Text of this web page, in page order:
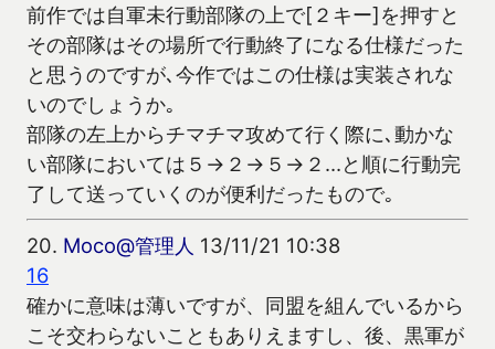
前作では自軍未行動部隊の上で[２キー]を押すと
その部隊はその場所で行動終了になる仕様だった
と思うのですが､今作ではこの仕様は実装されな
いのでしょうか｡
部隊の左上からチマチマ攻めて行く際に､動かな
い部隊においては５→２→５→２…と順に行動完
了して送っていくのが便利だったもので｡
20. Moco@管理人 13/11/21 10:38
16
確かに意味は薄いですが、同盟を組んでいるから
こそ交わらないこともありえますし、後、黒軍が